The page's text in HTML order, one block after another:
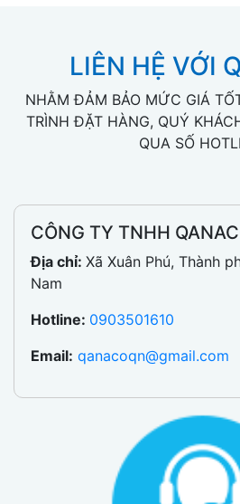
LIÊN HỆ VỚI
NHẰM ĐẢM BẢO MỨC GIÁ
TRÌNH ĐẶT HÀNG, QUÝ
QUA SỐ
CÔNG TY TNHH
Địa chỉ: Xã Xuân Phú, Thành
Nam
Hotline: 0903501610
Email: qanacoqn@gmail.com